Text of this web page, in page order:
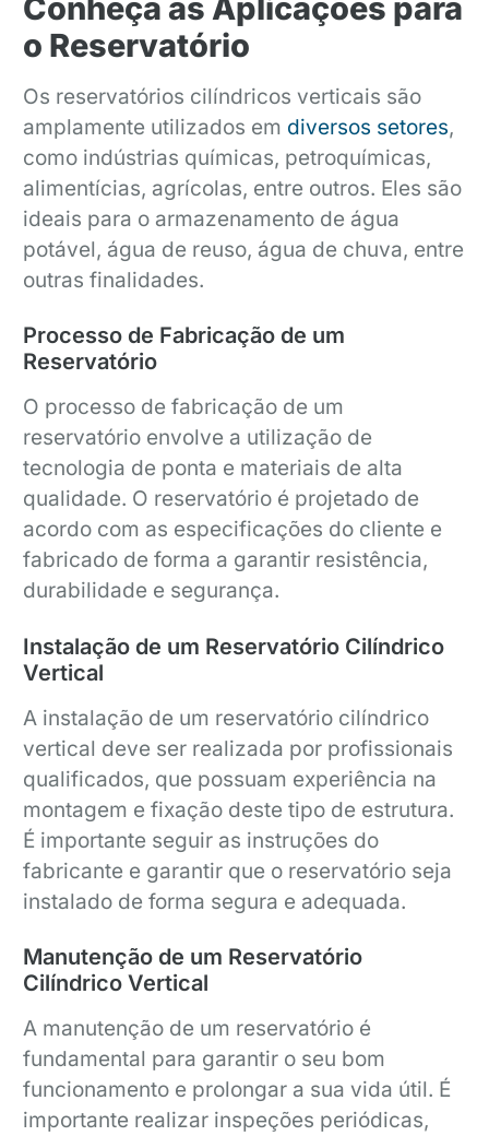
Conheça as Aplicações para
o Reservatório
Os reservatórios cilíndricos verticais são
amplamente utilizados em diversos setores,
como indústrias químicas, petroquímicas,
alimentícias, agrícolas, entre outros. Eles são
ideais para o armazenamento de água
potável, água de reuso, água de chuva, entre
outras finalidades.
Processo de Fabricação de um
Reservatório
O processo de fabricação de um
reservatório envolve a utilização de
tecnologia de ponta e materiais de alta
qualidade. O reservatório é projetado de
acordo com as especificações do cliente e
fabricado de forma a garantir resistência,
durabilidade e segurança.
Instalação de um Reservatório Cilíndrico
Vertical
A instalação de um reservatório cilíndrico
vertical deve ser realizada por profissionais
qualificados, que possuam experiência na
montagem e fixação deste tipo de estrutura.
É importante seguir as instruções do
fabricante e garantir que o reservatório seja
instalado de forma segura e adequada.
Manutenção de um Reservatório
Cilíndrico Vertical
A manutenção de um reservatório é
fundamental para garantir o seu bom
funcionamento e prolongar a sua vida útil. É
importante realizar inspeções periódicas,